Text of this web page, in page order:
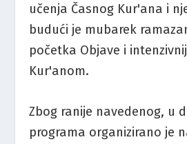
učenja Časnog Kur'ana i
budući je mubarek
početka Objave i
Kur'anom.
Zbog ranije navedenog, u
programa organizirano je